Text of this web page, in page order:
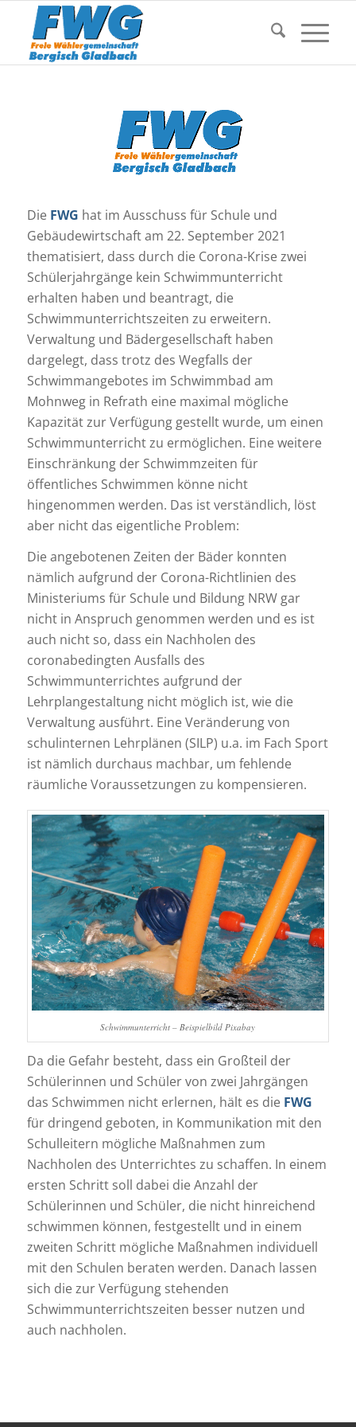
Die FWG hat im Ausschuss für Schule und
Gebäudewirtschaft am 22. September 2021
thematisiert, dass durch die Corona-Krise zwei
Schülerjahrgänge kein Schwimmunterricht
erhalten haben und beantragt, die
Schwimmunterrichtszeiten zu erweitern.
Verwaltung und Bädergesellschaft haben
dargelegt, dass trotz des Wegfalls der
Schwimmangebotes im Schwimmbad am
Mohnweg in Refrath eine maximal mögliche
Kapazität zur Verfügung gestellt wurde, um einen
Schwimmunterricht zu ermöglichen. Eine weitere
Einschränkung der Schwimmzeiten für
öffentliches Schwimmen könne nicht
hingenommen werden. Das ist verständlich, löst
aber nicht das eigentliche Problem:
Die angebotenen Zeiten der Bäder konnten
nämlich aufgrund der Corona-Richtlinien des
Ministeriums für Schule und Bildung NRW gar
nicht in Anspruch genommen werden und es ist
auch nicht so, dass ein Nachholen des
coronabedingten Ausfalls des
Schwimmunterrichtes aufgrund der
Lehrplangestaltung nicht möglich ist, wie die
Verwaltung ausführt. Eine Veränderung von
schulinternen Lehrplänen (SILP) u.a. im Fach Sport
ist nämlich durchaus machbar, um fehlende
räumliche Voraussetzungen zu kompensieren.
Schwimmunterricht – Beispielbild Pixabay
Da die Gefahr besteht, dass ein Großteil der
Schülerinnen und Schüler von zwei Jahrgängen
das Schwimmen nicht erlernen, hält es die FWG
für dringend geboten, in Kommunikation mit den
Schulleitern mögliche Maßnahmen zum
Nachholen des Unterrichtes zu schaffen. In einem
ersten Schritt soll dabei die Anzahl der
Schülerinnen und Schüler, die nicht hinreichend
schwimmen können, festgestellt und in einem
zweiten Schritt mögliche Maßnahmen individuell
mit den Schulen beraten werden. Danach lassen
sich die zur Verfügung stehenden
Schwimmunterrichtszeiten besser nutzen und
auch nachholen.